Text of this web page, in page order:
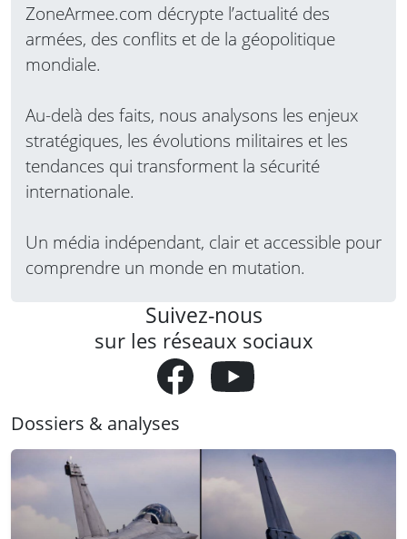
ZoneArmee.com décrypte l’actualité des
armées, des conflits et de la géopolitique
mondiale.
Au-delà des faits, nous analysons les enjeux
stratégiques, les évolutions militaires et les
tendances qui transforment la sécurité
internationale.
Un média indépendant, clair et accessible pour
comprendre un monde en mutation.
Suivez-nous
sur les réseaux sociaux
Dossiers & analyses